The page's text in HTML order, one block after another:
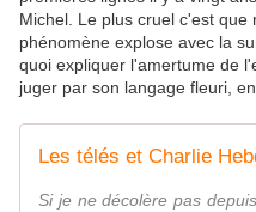
Michel. Le plus cruel c'est
phénomène explose avec la
quoi expliquer l'amertume de
juger par son langage fleuri,
Si je ne décolère pas